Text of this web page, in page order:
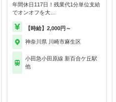
年間休日117日！残業代1分単位支給
でオンオフを大…
【時給】2,000円～
神奈川県 川崎市麻生区
小田急小田原線 新百合ケ丘駅
他